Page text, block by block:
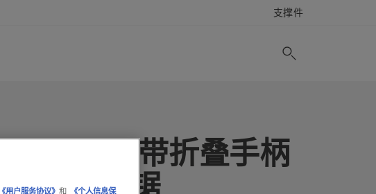
支撑件
18cm 带折叠手柄
的手锯
《用户服务协议》 和
《个人信息保